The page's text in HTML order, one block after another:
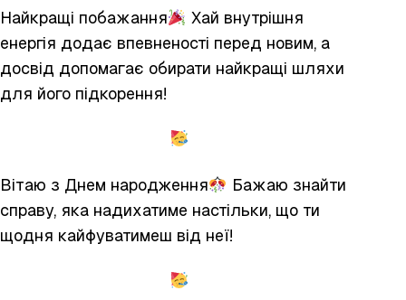
Найкращі побажання
Хай внутрішня
енергія додає впевненості перед новим, а
досвід допомагає обирати найкращі шляхи
для його підкорення!
Вітаю з Днем народження
Бажаю знайти
справу, яка надихатиме настільки, що ти
щодня кайфуватимеш від неї!